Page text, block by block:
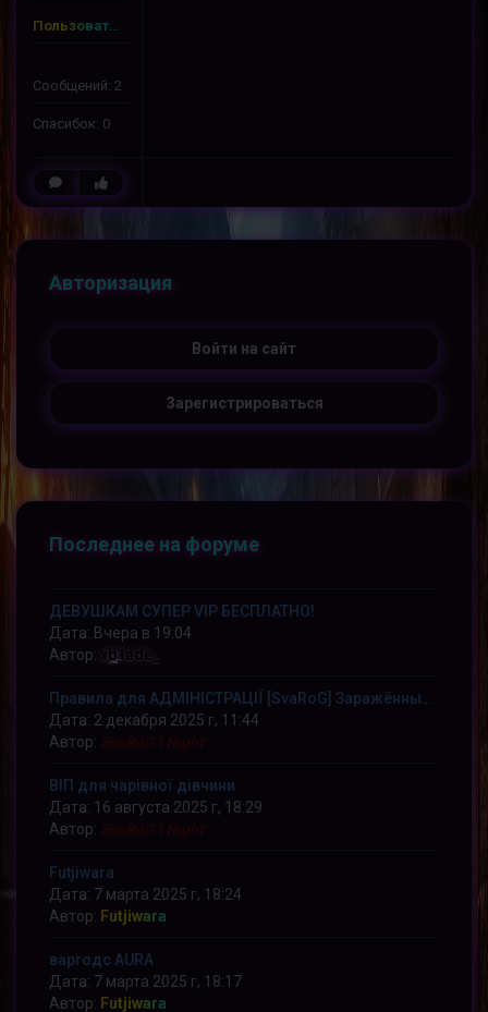
Пользователь
Сообщений: 2
Спасибок: 0
Авторизация
Войти на сайт
Зарегистрироваться
Последнее на форуме
ДЕВУШКАМ СУПЕР VIP БЕСПЛАТНО!
Дата: Вчера в 19:04
Автор: xb1ade_
Дата: 2 декабря 2025 г, 11:44
Автор: SvaRoG l Night
ВІП для чарівної дівчини
Дата: 16 августа 2025 г, 18:29
Автор: SvaRoG l Night
Futjiwara
Дата: 7 марта 2025 г, 18:24
Автор: Futjiwara
варгодс AURA
Дата: 7 марта 2025 г, 18:17
Автор: Futjiwara